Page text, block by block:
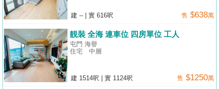
建 -- 實 616呎 售 $638萬
靚裝 全海 連車位 四房單位 工人
屯門 海譽
住宅
中層
建 1514呎 實 1124呎 售 $1250萬